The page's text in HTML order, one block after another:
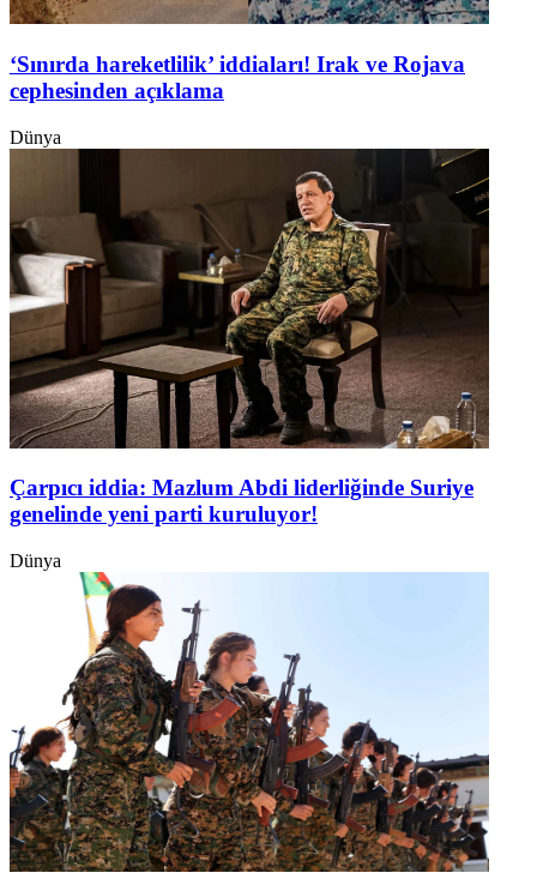
‘Sınırda hareketlilik’ iddiaları! Irak ve Rojava
cephesinden açıklama
Dünya
Çarpıcı iddia: Mazlum Abdi liderliğinde Suriye
genelinde yeni parti kuruluyor!
Dünya